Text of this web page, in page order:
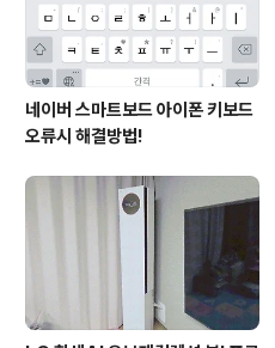
네이버 스마트보드 아이폰 키보드
오류시 해결방법!